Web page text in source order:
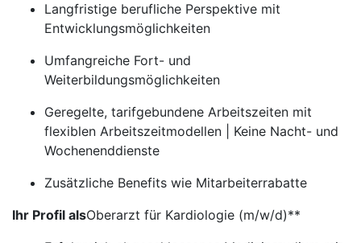
Langfristige berufliche Perspektive mit
Entwicklungsmöglichkeiten
Umfangreiche Fort- und
Weiterbildungsmöglichkeiten
Geregelte, tarifgebundene Arbeitszeiten mit
flexiblen Arbeitszeitmodellen | Keine Nacht- und
Wochenenddienste
Zusätzliche Benefits wie Mitarbeiterrabatte
Ihr Profil alsOberarzt für Kardiologie (m/w/d)**